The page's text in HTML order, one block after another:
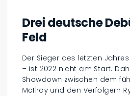
Drei deutsche
Feld
Der Sieger des letzten
– ist 2022 nicht am Start.
Showdown zwischen dem
McIlroy und den Verfolgern